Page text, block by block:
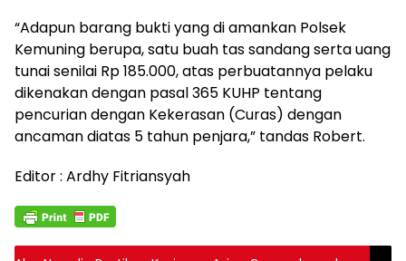
“Adapun barang bukti yang di amankan Polsek
Kemuning berupa, satu buah tas sandang serta uang
tunai senilai Rp 185.000, atas perbuatannya pelaku
dikenakan dengan pasal 365 KUHP tentang
pencurian dengan Kekerasan (Curas) dengan
ancaman diatas 5 tahun penjara,” tandas Robert.
Editor : Ardhy Fitriansyah